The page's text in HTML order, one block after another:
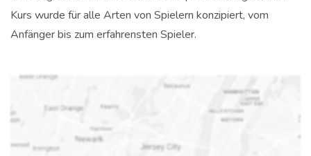
Kurs wurde für alle Arten von Spielern konzipiert, vom
Anfänger bis zum erfahrensten Spieler.